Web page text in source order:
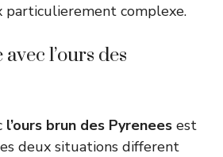
particulierement complexe.
l’ours des
l’ours brun des Pyrenees est
deux situations different